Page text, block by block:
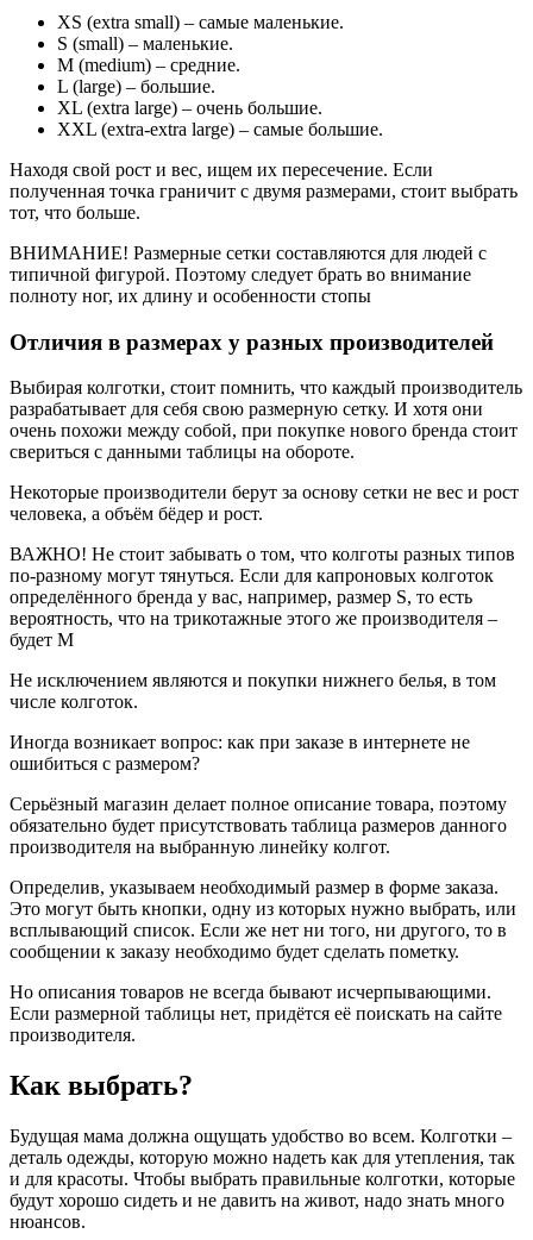
XS (extra small) – самые маленькие.
S (small) – маленькие.
M (medium) – средние.
L (large) – большие.
XL (extra large) – очень большие.
XXL (extra-extra large) – самые большие.
Находя свой рост и вес, ищем их пересечение. Если
полученная точка граничит с двумя размерами, стоит выбрать
тот, что больше.
ВНИМАНИЕ! Размерные сетки составляются для людей с
типичной фигурой. Поэтому следует брать во внимание
полноту ног, их длину и особенности стопы
Отличия в размерах у разных производителей
Выбирая колготки, стоит помнить, что каждый производитель
разрабатывает для себя свою размерную сетку. И хотя они
очень похожи между собой, при покупке нового бренда стоит
свериться с данными таблицы на обороте.
Некоторые производители берут за основу сетки не вес и рост
человека, а объём бёдер и рост.
ВАЖНО! Не стоит забывать о том, что колготы разных типов
по-разному могут тянуться. Если для капроновых колготок
определённого бренда у вас, например, размер S, то есть
вероятность, что на трикотажные этого же производителя –
будет M
Не исключением являются и покупки нижнего белья, в том
числе колготок.
Иногда возникает вопрос: как при заказе в интернете не
ошибиться с размером?
Серьёзный магазин делает полное описание товара, поэтому
обязательно будет присутствовать таблица размеров данного
производителя на выбранную линейку колгот.
Определив, указываем необходимый размер в форме заказа.
Это могут быть кнопки, одну из которых нужно выбрать, или
всплывающий список. Если же нет ни того, ни другого, то в
сообщении к заказу необходимо будет сделать пометку.
Но описания товаров не всегда бывают исчерпывающими.
Если размерной таблицы нет, придётся её поискать на сайте
производителя.
Как выбрать?
Будущая мама должна ощущать удобство во всем. Колготки –
деталь одежды, которую можно надеть как для утепления, так
и для красоты. Чтобы выбрать правильные колготки, которые
будут хорошо сидеть и не давить на живот, надо знать много
нюансов.